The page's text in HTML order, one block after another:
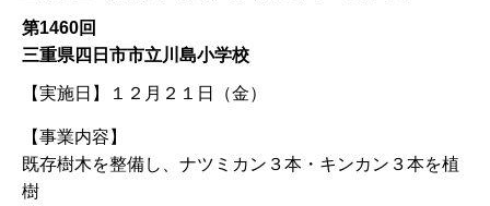
第1460回
三重県四日市市立川島小学校
【実施日】 １２月２１日（金）
【事業内容】
既存樹木を整備し、ナツミカン３本・キンカン３本を植
樹